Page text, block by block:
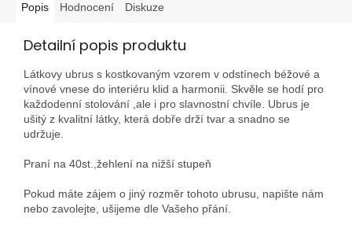
Popis Hodnocení Diskuze
Detailní popis produktu
Látkovy ubrus s kostkovaným vzorem v odstínech béžové a
vínové vnese do interiéru klid a harmonii. Skvěle se hodí pro
každodenní stolování ,ale i pro slavnostní chvíle. Ubrus je
ušitý z kvalitní látky, která dobře drží tvar a snadno se
udržuje.
Praní na 40st.,žehlení na nižší stupeň
Pokud máte zájem o jiný rozměr tohoto ubrusu, napište nám
nebo zavolejte, ušijeme dle Vašeho přání.